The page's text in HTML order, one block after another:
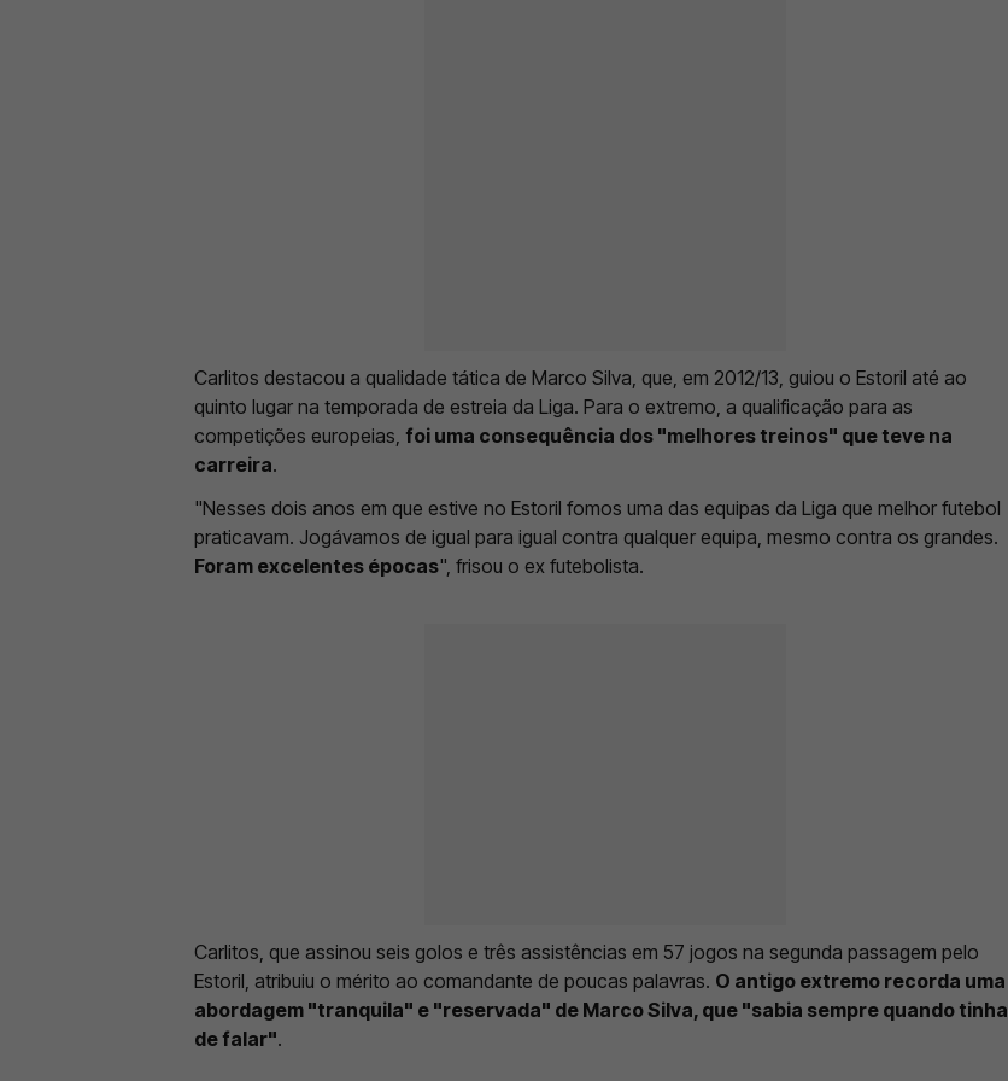
Carlitos destacou a qualidade tática de Marco Silva, que, em 2012/13, guiou o Estoril até ao
quinto lugar na temporada de estreia da Liga. Para o extremo, a qualificação para as
competições europeias, foi uma consequência dos "melhores treinos" que teve na
carreira.
"Nesses dois anos em que estive no Estoril fomos uma das equipas da Liga que melhor futebol
praticavam. Jogávamos de igual para igual contra qualquer equipa, mesmo contra os grandes.
Foram excelentes épocas", frisou o ex futebolista.
Carlitos, que assinou seis golos e três assistências em 57 jogos na segunda passagem pelo
Estoril, atribuiu o mérito ao comandante de poucas palavras. O antigo extremo recorda uma
abordagem "tranquila" e "reservada" de Marco Silva, que "sabia sempre quando tinha
de falar".